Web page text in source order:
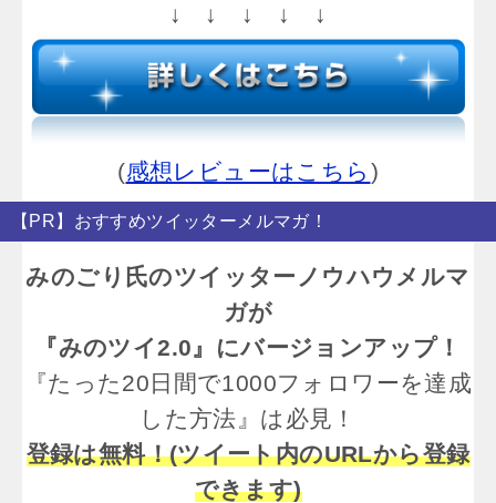
↓ ↓ ↓ ↓ ↓
(感想レビューはこちら )
【PR】おすすめツイッターメルマガ！
みのごり氏のツイッターノウハウメルマ
ガが
『みのツイ2.0』にバージョンアップ！
『たった20日間で1000フォロワーを達成
した方法』は必見！
登録は無料！(ツイート内のURLから登録
できます)